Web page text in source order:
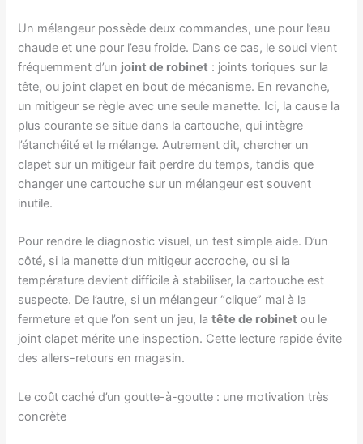
Un mélangeur possède deux commandes, une pour l’eau
chaude et une pour l’eau froide. Dans ce cas, le souci vient
fréquemment d’un joint de robinet : joints toriques sur la
tête, ou joint clapet en bout de mécanisme. En revanche,
un mitigeur se règle avec une seule manette. Ici, la cause la
plus courante se situe dans la cartouche, qui intègre
l’étanchéité et le mélange. Autrement dit, chercher un
clapet sur un mitigeur fait perdre du temps, tandis que
changer une cartouche sur un mélangeur est souvent
inutile.
Pour rendre le diagnostic visuel, un test simple aide. D’un
côté, si la manette d’un mitigeur accroche, ou si la
température devient difficile à stabiliser, la cartouche est
suspecte. De l’autre, si un mélangeur “clique” mal à la
fermeture et que l’on sent un jeu, latête de robinet ou le
joint clapet mérite une inspection. Cette lecture rapide évite
des allers-retours en magasin.
Le coût caché d’un goutte-à-goutte : une motivation très
concrète